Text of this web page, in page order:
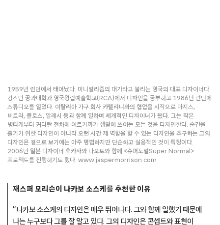
1959년 런던에서 태어났다. 미니멀리즘의 대가라고 불리는 영국의 대표 디자이너다.
킹스턴 공과대학과 영국왕립예술학교(RCA)에서 디자인을 공부하고 1986년 런던에
스튜디오를 열었다. 이탈리아 가구 회사 카펠리니와의 협업을 시작으로 마지스,
비트라, 플로스, 알레시 등과 함께 일하며 세계적인 디자이너가 됐다. 그는 작은
병따개부터 커다란 전차에 이르기까기 생활에 쓰이는 모든 것을 디자인한다. 순간을
즐기기 위한 디자인이 아니라 오랜 시간 제 역할을 할 수 있는 디자인을 추구하는 그의
디자인은 겉으로 보기에는 아주 평범하지만 단순하고 실용적인 것이 특징이다.
2006년 일본 디자이너 후카사와 나오토와 함께 <슈퍼노멀Super Normal>
프로젝트를 진행하기도 했다. www.jaspermorrison.com
재스퍼 모리슨이 나카보 소스케를 추천한 이유
“나카보 소스케의 디자인은 매우 뛰어나다. 그와 함께 일했기 때문에
나는 누구보다 그를 잘 알고 있다. 그의 디자인은 콘셉트와 표현이